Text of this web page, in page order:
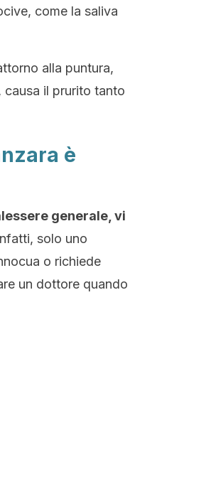
come la saliva
alla puntura,
il prurito tanto
è
generale, vi
solo uno
o richiede
un dottore quando